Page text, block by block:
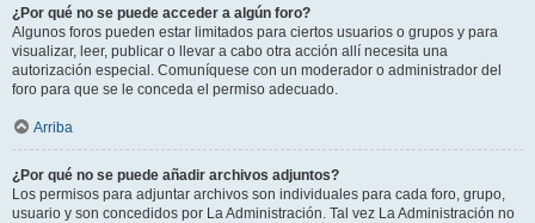
¿Por qué no se puede acceder a algún foro?
Algunos foros pueden estar limitados para ciertos usuarios o grupos y para
visualizar, leer, publicar o llevar a cabo otra acción allí necesita una
autorización especial. Comuníquese con un moderador o administrador del
foro para que se le conceda el permiso adecuado.
Arriba
¿Por qué no se puede añadir archivos adjuntos?
Los permisos para adjuntar archivos son individuales para cada foro, grupo,
usuario y son concedidos por La Administración. Tal vez La Administración no